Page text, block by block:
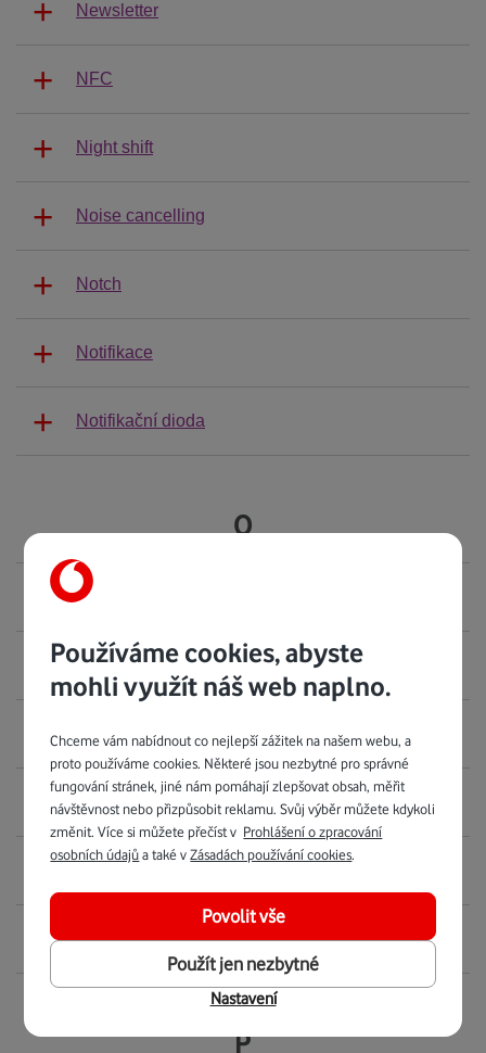
Newsletter
NFC
Night shift
Noise cancelling
Notch
Notifikace
Notifikační dioda
O
Office 365
Ohebný smartphone
OLED
Open source
Optický zoom
P
Používáme cookies, abyste
mohli využít náš web naplno.
Chceme vám nabídnout co nejlepší zážitek na našem webu, a
proto používáme cookies. Některé jsou nezbytné pro správné
fungování stránek, jiné nám pomáhají zlepšovat obsah, měřit
návštěvnost nebo přizpůsobit reklamu. Svůj výběr můžete kdykoli
změnit. Více si můžete přečíst v Prohlášení o zpracování
osobních údajůa také vZásadách používání cookies.
Použít jen nezbytné
Povolit vše
Nastavení